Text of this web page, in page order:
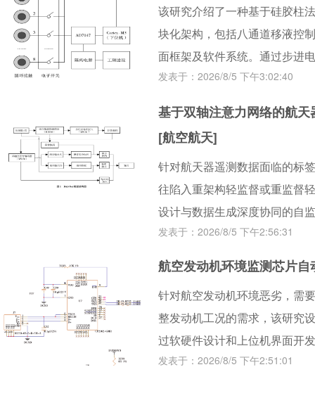
级，数据更新周期≤1 s，SOE
等核心业务需求，具备规模化
据与工程参考。
该研究介绍了一种基于硅胶柱
块化架构，包括八通道移液控
面框架及软件系统。通过步进
阀与压力传感器协同工作，精
要求。移液准确度误差在±1%
取CV小于3%，重复性和一致
运行时间约70分钟，提取效果
适用于临床检验及科研领域的
发表于：2026/8/5 下午3:02:40
基于双轴注意力网络的航
[航空航天]
针对航天器遥测数据面临的标
往陷入重架构轻监督或重监督
设计与数据生成深度协同的自
了包含时序软替换与变量空间
Degradation Module，HDDM
行双轴注意力编码器。两者相
潜能，而串行级联机制则确保
实验室（Mars Science
验表明，该范式显著优于现有
发表于：2026/8/5 下午2:56:31
航空发动机环境监测芯片
针对航空发动机环境恶劣，需
整发动机工况的需求，该研究
过软硬件设计和上位机界面开
测芯片自动化测试系统。此系
发表于：2026/8/5 下午2:51:01